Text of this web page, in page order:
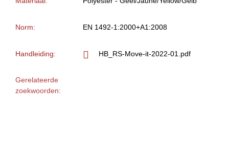
Norm: EN 1492-1:2000+A1:2008
Handleiding: HB_RS-Move-it-2022-01.pdf
Gerelateerde
zoekwoorden: